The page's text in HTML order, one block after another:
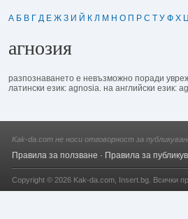
А Б В Г Д Е Ж З И Й К Л М Н О П Р С Т У Ф Х
агнозия
разпознаването е невъзможно поради
латински език: agnosia. на английски език:
Kak-da.com не носи отговорност за
Правила за ползване · Правила за
Copyright © 2026 Kak-da.com Insert.bg . Всички